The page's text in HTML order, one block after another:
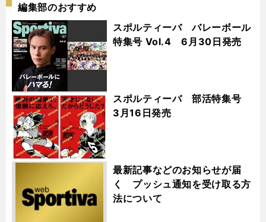
編集部のおすすめ
スポルティーバ バレーボール
特集号 Vol.4 6月30日発売
スポルティーバ 部活特集号
3月16日発売
最新記事などのお知らせが届
く プッシュ通知を受け取る方
法について